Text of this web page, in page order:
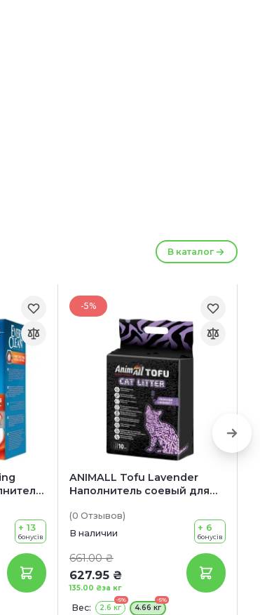
В каталог
+ 13
бонусів
-5%
ANIMALL Tofu Lavender
Наполнитель соевый для
ароматом лаванды)
(0 Отзывов)
В наличии
661.00 ₴
627.95 ₴
за кг
135.00 ₴
+ 6
бонусів
Вес:
-5%
2.6 кг
-5%
4.66 кг